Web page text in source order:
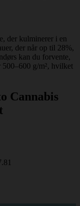
der kulminerer i en
der når op til 28%,
kan du forvente,
500–600 g/m², hvilket
Cannabis